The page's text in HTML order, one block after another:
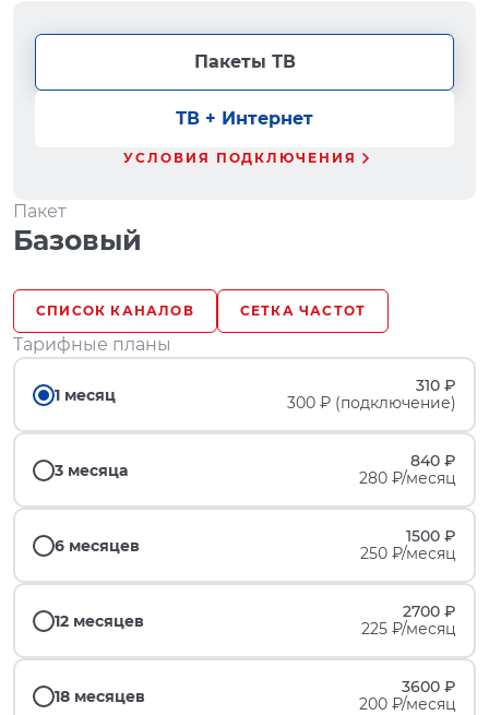
Пакеты ТВ
ТВ + Интернет
УСЛОВИЯ ПОДКЛЮЧЕНИЯ
Пакет
Базовый
СПИСОК КАНАЛОВ СЕТКА ЧАСТОТ
Тарифные планы
1 месяц
310 ₽
300 ₽ (подключение)
3 месяца
840 ₽
280 ₽/месяц
6 месяцев
1500 ₽
250 ₽/месяц
12 месяцев
2700 ₽
225 ₽/месяц
18 месяцев
3600 ₽
200 ₽/месяц